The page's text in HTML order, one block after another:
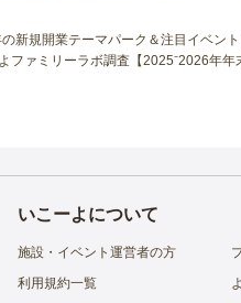
新規開業テーマパーク＆注目イベン
ファミリーラボ調査【2025⁻2026年
いこーよについて
施設・イベント運営者の方
利用規約一覧